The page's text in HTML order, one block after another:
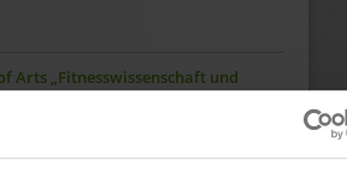
Arts „Fitnesswissenschaft und